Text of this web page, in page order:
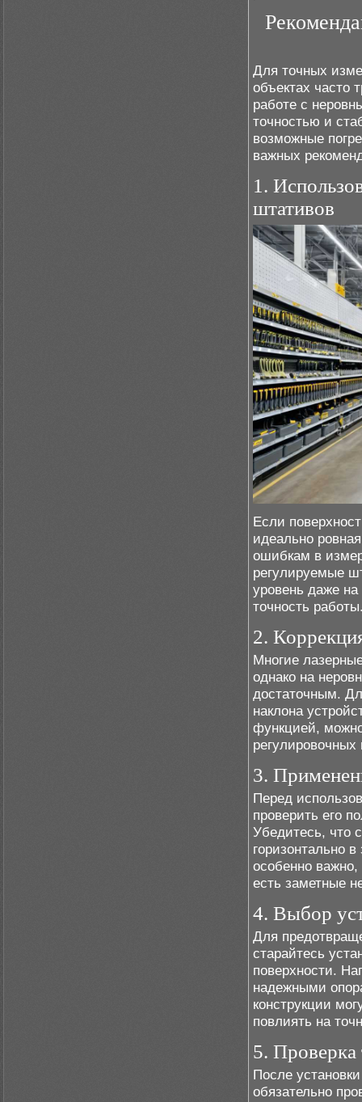
Для точных
объектах часто
работе с
точностью и
возможные
важных
1.
штативов
Если
идеально
ошибкам в
регулируемые
уровень даже на
точность
2.
Многие
однако на
достаточным.
наклона
функцией,
регулировочных
3.
Перед
проверить его
Убедитесь, что
горизонтально
особенно важно,
есть заметные
4. Выбор
Для
старайтесь
поверхности.
надежными
конструкции
повлиять на
5. Проверка
После
обязательно